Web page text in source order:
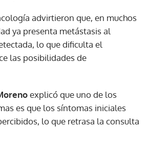
advirtieron que, en muchos
ya presenta metástasis al
lo que dificulta el
las posibilidades de
explicó que uno de los
es que los síntomas iniciales
lo que retrasa la consulta